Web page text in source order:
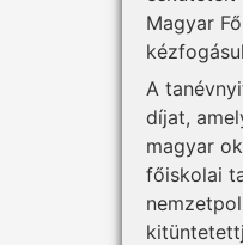
Magyar
A
díjat,
magyar
főiskolai